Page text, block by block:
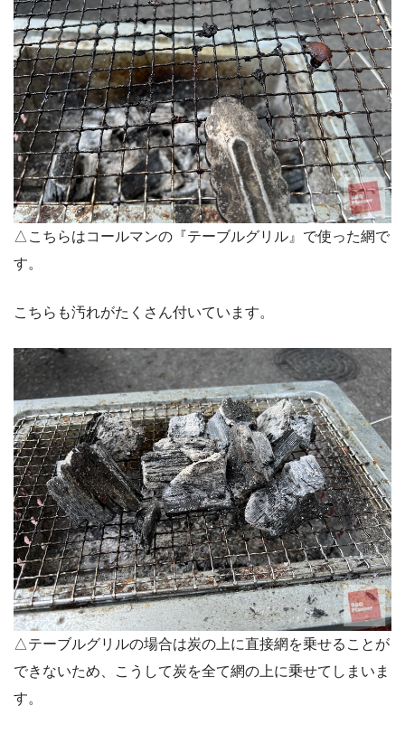
△こちらはコールマンの『テーブルグリル』で使った網で
す。
こちらも汚れがたくさん付いています。
△テーブルグリルの場合は炭の上に直接網を乗せることが
できないため、こうして炭を全て網の上に乗せてしまいま
す。